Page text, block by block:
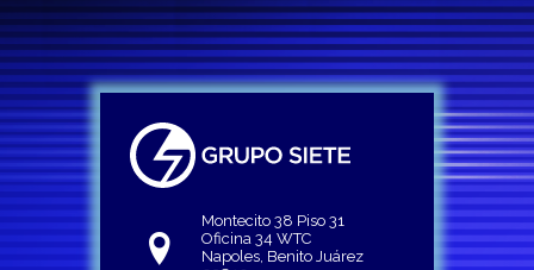
Montecito 38 Piso 31
Oficina 34 WTC
Napoles, Benito Juárez